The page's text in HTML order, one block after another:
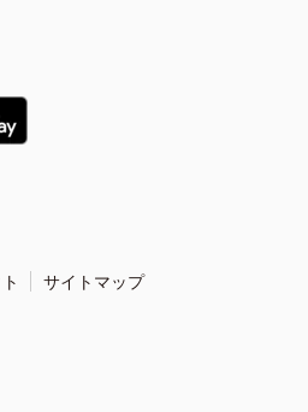
サイトマップ